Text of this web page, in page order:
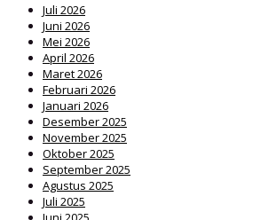
Juli 2026
Juni 2026
Mei 2026
April 2026
Maret 2026
Februari 2026
Januari 2026
Desember 2025
November 2025
Oktober 2025
September 2025
Agustus 2025
Juli 2025